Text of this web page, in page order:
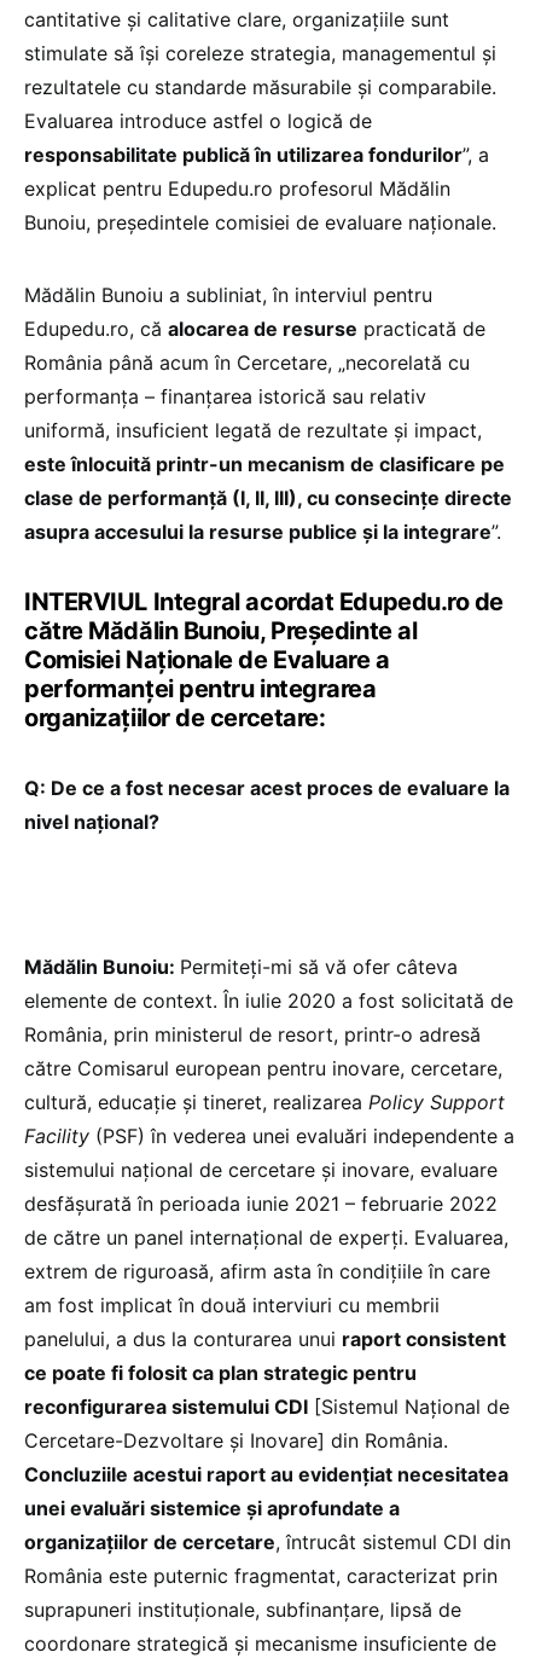
cantitative și calitative clare, organizațiile sunt
stimulate să își coreleze strategia, managementul și
rezultatele cu standarde măsurabile și comparabile.
Evaluarea introduce astfel o logică de
responsabilitate publică în utilizarea fondurilor”, a
explicat pentru Edupedu.ro profesorul Mădălin
Bunoiu, președintele comisiei de evaluare naționale.
Mădălin Bunoiu a subliniat, în interviul pentru
Edupedu.ro, că alocarea de resurse practicată de
România până acum în Cercetare, „necorelată cu
performanța – finanțarea istorică sau relativ
uniformă, insuficient legată de rezultate și impact,
este înlocuită printr-un mecanism de clasificare pe
clase de performanță (I, II, III), cu consecințe directe
asupra accesului la resurse publice și la integrare”.
INTERVIUL Integral acordat Edupedu.ro de
către Mădălin Bunoiu, Președinte al
Comisiei Naționale de Evaluare a
performanței pentru integrarea
organizațiilor de cercetare:
Q: De ce a fost necesar acest proces de evaluare la
nivel național?
Mădălin Bunoiu: Permiteți-mi să vă ofer câteva
elemente de context. În iulie 2020 a fost solicitată de
România, prin ministerul de resort, printr-o adresă
către Comisarul european pentru inovare, cercetare,
cultură, educație și tineret, realizarea Policy Support
Facility (PSF) în vederea unei evaluări independente a
sistemului național de cercetare și inovare, evaluare
desfășurată în perioada iunie 2021 – februarie 2022
de către un panel internațional de experți. Evaluarea,
extrem de riguroasă, afirm asta în condițiile în care
am fost implicat în două interviuri cu membrii
panelului, a dus la conturarea unui raport consistent
ce poate fi folosit ca plan strategic pentru
reconfigurarea sistemului CDI [Sistemul Naţional de
Cercetare-Dezvoltare şi Inovare] din România.
Concluziile acestui raport au evidențiat necesitatea
unei evaluări sistemice și aprofundate a
organizațiilor de cercetare, întrucât sistemul CDI din
România este puternic fragmentat, caracterizat prin
suprapuneri instituționale, subfinanțare, lipsă de
coordonare strategică și mecanisme insuficiente de